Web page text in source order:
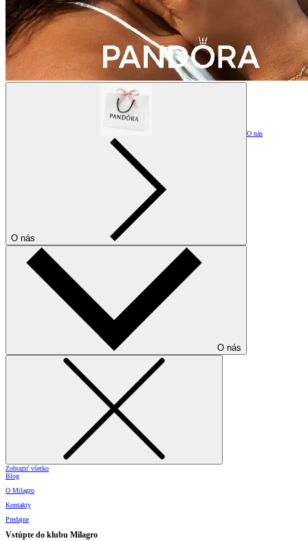
O nás
O nás
O nás
Zobraziť všetko
Blog
O Milagro
Kontakty
Predajne
Vstúpte do klubu Milagro